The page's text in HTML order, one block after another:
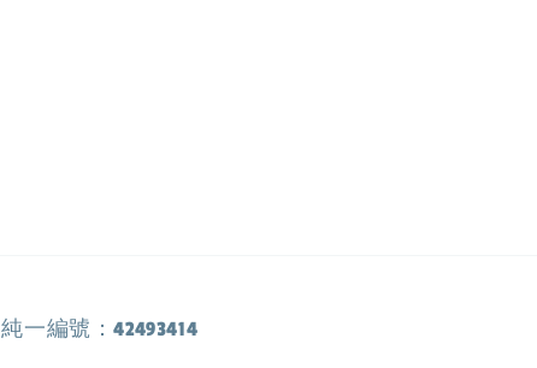
純一編號：42493414